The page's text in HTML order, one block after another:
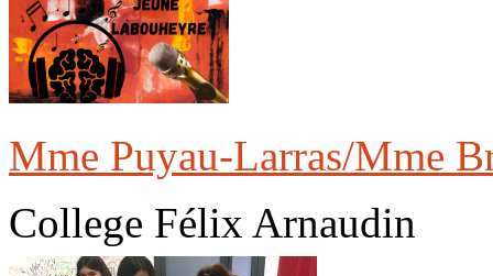
Mme Puyau-Larras/Mme
College Félix Arnaudin